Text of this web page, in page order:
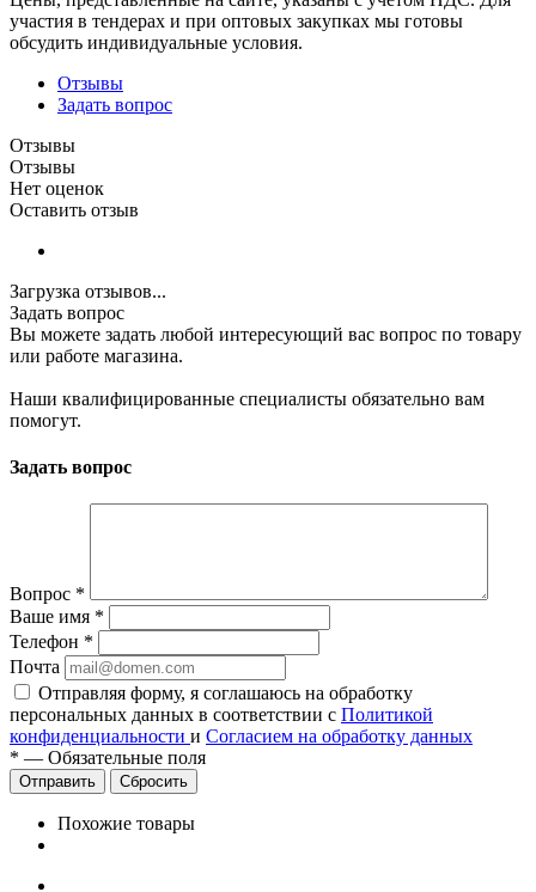
участия в тендерах и при оптовых закупках мы готовы
обсудить индивидуальные условия.
Отзывы
Задать вопрос
Отзывы
Отзывы
Нет оценок
Оставить отзыв
Загрузка отзывов...
Задать вопрос
Вы можете задать любой интересующий вас вопрос по товару
или работе магазина.
Наши квалифицированные специалисты обязательно вам
помогут.
Задать вопрос
Вопрос *
Ваше имя *
Телефон *
Почта
Отправляя форму, я соглашаюсь на обработку
персональных данных в соответствии с Политикой
конфиденциальности и Согласием на обработку данных
* — Обязательные поля
Сбросить
Похожие товары